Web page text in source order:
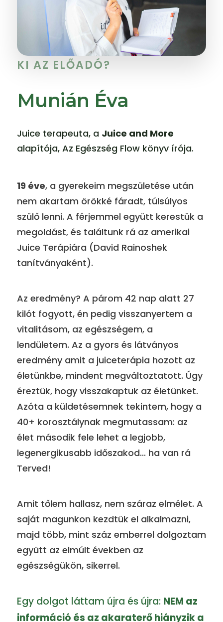
KI AZ ELŐADÓ?
Munián Éva
Juice terapeuta, a Juice and More
alapítója, Az Egészség Flow könyv írója.
19 éve, a gyerekeim megszületése után
nem akartam örökké fáradt, túlsúlyos
szülő lenni. A férjemmel együtt kerestük a
megoldást, és találtunk rá az amerikai
Juice Terápiára (David Rainoshek
tanítványaként).
Az eredmény? A párom 42 nap alatt 27
kilót fogyott, én pedig visszanyertem a
vitalitásom, az egészségem, a
lendületem. Az a gyors és látványos
eredmény amit a juiceterápia hozott az
életünkbe, mindent megváltoztatott. Úgy
éreztük, hogy visszakaptuk az életünket.
Azóta a küldetésemnek tekintem, hogy a
40+ korosztálynak megmutassam: az
élet második fele lehet a legjobb,
legenergikusabb időszakod... ha van rá
Terved!
Amit tőlem hallasz, nem száraz elmélet. A
saját magunkon kezdtük el alkalmazni,
majd több, mint száz emberrel dolgoztam
együtt az elmúlt években az
egészségükön, sikerrel.
Egy dolgot láttam újra és újra: NEM az
információ és az akaraterő hiányzik a